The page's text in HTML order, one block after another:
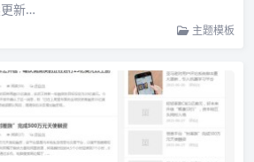
新…
主题模板